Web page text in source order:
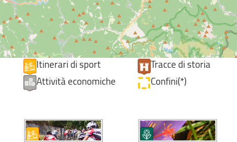
Itinerari di sport
Tracce di storia
Attività economiche Confini(*)